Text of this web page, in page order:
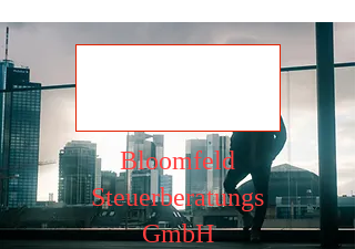
Bloomfeld
Steuerberatungs
GmbH